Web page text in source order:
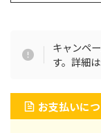
キャンペ
す。詳細
お支払いに